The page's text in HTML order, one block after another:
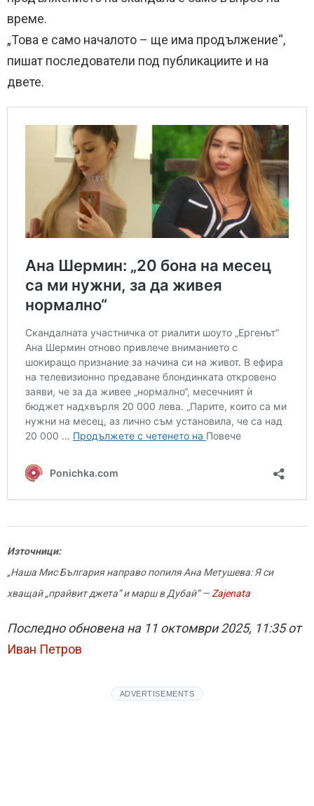
време.
„Това е само началото – ще има продължение“,
пишат последователи под публикациите и на
двете.
Източници:
„Наша Мис България направо попиля Ана Метушева: Я си
хващай „прайвит джета“ и марш в Дубай“ —Zajenata
Последно обновена на 11 октомври 2025, 11:35 от
Иван Петров
ADVERTISEMENTS